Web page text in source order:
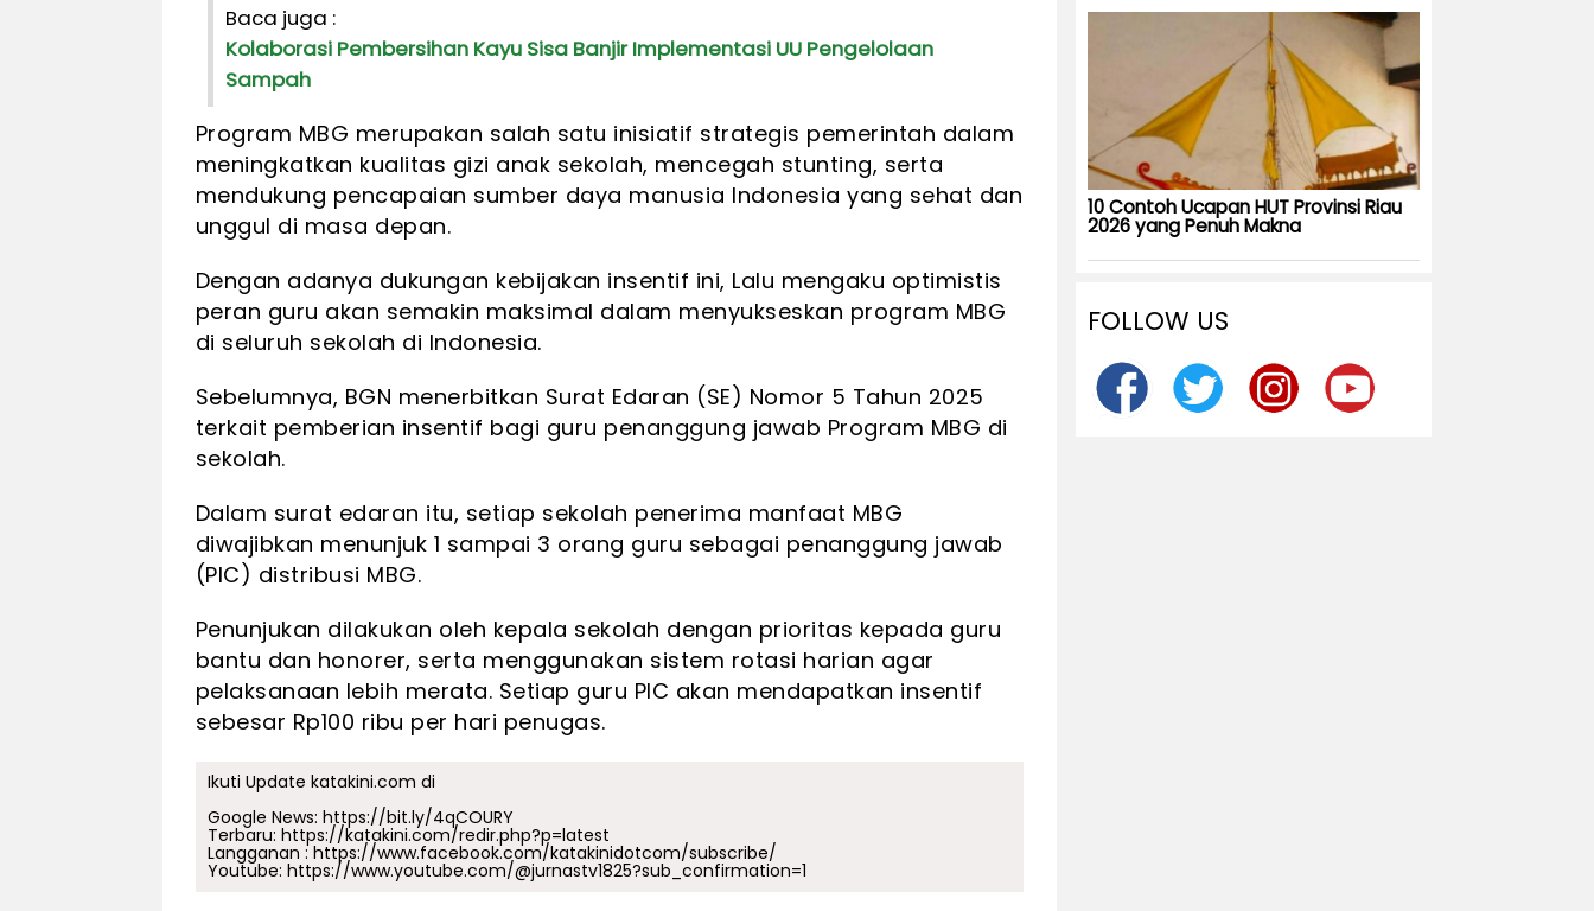
Baca juga :
Kolaborasi Pembersihan Kayu Sisa Banjir Implementasi UU Pengelolaan
Sampah
Program MBG merupakan salah satu inisiatif strategis pemerintah dalam
meningkatkan kualitas gizi anak sekolah, mencegah stunting, serta
mendukung pencapaian sumber daya manusia Indonesia yang sehat dan
unggul di masa depan.
Dengan adanya dukungan kebijakan insentif ini, Lalu mengaku optimistis
peran guru akan semakin maksimal dalam menyukseskan program MBG
di seluruh sekolah di Indonesia.
Sebelumnya, BGN menerbitkan Surat Edaran (SE) Nomor 5 Tahun 2025
terkait pemberian insentif bagi guru penanggung jawab Program MBG di
sekolah.
Dalam surat edaran itu, setiap sekolah penerima manfaat MBG
diwajibkan menunjuk 1 sampai 3 orang guru sebagai penanggung jawab
(PIC) distribusi MBG.
Penunjukan dilakukan oleh kepala sekolah dengan prioritas kepada guru
bantu dan honorer, serta menggunakan sistem rotasi harian agar
pelaksanaan lebih merata. Setiap guru PIC akan mendapatkan insentif
sebesar Rp100 ribu per hari penugas.
Ikuti Update katakini.com di
Google News: https://bit.ly/4qCOURY
Terbaru: https://katakini.com/redir.php?p=latest
Langganan : https://www.facebook.com/katakinidotcom/subscribe/
Youtube: https://www.youtube.com/@jurnastv1825?sub_confirmation=1
10 Contoh Ucapan HUT Provinsi Riau
2026 yang Penuh Makna
FOLLOW US